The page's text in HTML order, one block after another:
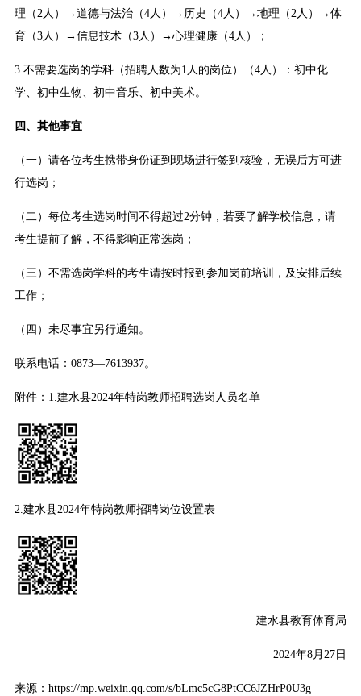
理（2人）→道德与法治（4人）→历史（4人）→地理（2人）→体
育（3人）→信息技术（3人）→心理健康（4人）；
3.不需要选岗的学科（招聘人数为1人的岗位）（4人）：初中化
学、初中生物、初中音乐、初中美术。
四、其他事宜
（一）请各位考生携带身份证到现场进行签到核验，无误后方可进
行选岗；
（二）每位考生选岗时间不得超过2分钟，若要了解学校信息，请
考生提前了解，不得影响正常选岗；
（三）不需选岗学科的考生请按时报到参加岗前培训，及安排后续
工作；
（四）未尽事宜另行通知。
联系电话：0873—7613937。
附件：1.建水县2024年特岗教师招聘选岗人员名单
2.建水县2024年特岗教师招聘岗位设置表
建水县教育体育局
2024年8月27日
来源：https://mp.weixin.qq.com/s/bLmc5cG8PtCC6JZHrP0U3g